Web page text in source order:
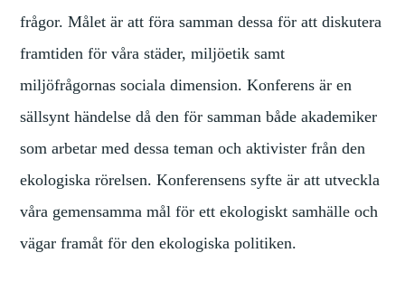
frågor. Målet är att föra samman dessa för att diskutera
framtiden för våra städer, miljöetik samt
miljöfrågornas sociala dimension. Konferens är en
sällsynt händelse då den för samman både akademiker
som arbetar med dessa teman och aktivister från den
ekologiska rörelsen. Konferensens syfte är att utveckla
våra gemensamma mål för ett ekologiskt samhälle och
vägar framåt för den ekologiska politiken.